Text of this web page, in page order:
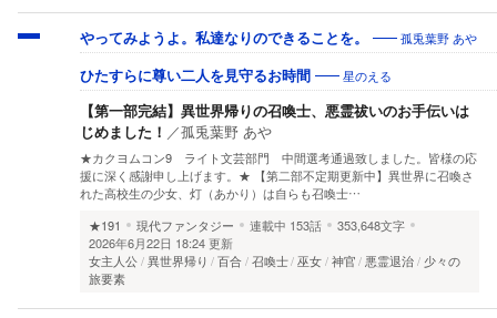
やってみようよ。私達なりのできることを。 孤兎葉野 あや
ひたすらに尊い二人を見守るお時間 星のえる
【第一部完結】異世界帰りの召喚士、悪霊祓いのお手伝いは
じめました！ ／孤兎葉野 あや
★カクヨムコン9 ライト文芸部門 中間選考通過致しました。皆様の応
援に深く感謝申し上げます。★ 【第二部不定期更新中】異世界に召喚さ
れた高校生の少女、灯（あかり）は自らも召喚士…
★191
現代ファンタジー 連載中 153話
353,648文字
2026年6月22日 18:24 更新
女主人公 異世界帰り 百合 召喚士 巫女 神官 悪霊退治
少々の
旅要素